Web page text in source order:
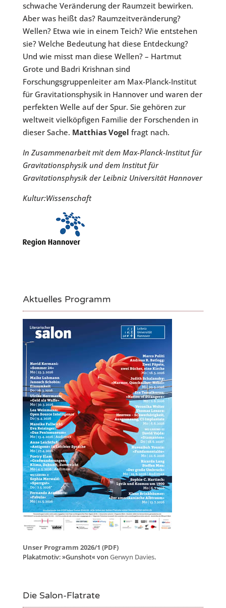
schwache Veränderung der Raumzeit bewirken.
Aber was heißt das? Raumzeitveränderung?
Wellen? Etwa wie in einem Teich? Wie entstehen
sie? Welche Bedeutung hat diese Entdeckung?
Und wie misst man diese Wellen? – Hartmut
Grote und Badri Krishnan sind
Forschungsgruppenleiter am Max-Planck-Institut
für Gravitationsphysik in Hannover und waren der
perfekten Welle auf der Spur. Sie gehören zur
weltweit vielköpfigen Familie der Forschenden in
dieser Sache. Matthias Vogel fragt nach.
In Zusammenarbeit mit dem Max-Planck-Institut für
Gravitationsphysik und dem Institut für
Gravitationsphysik der Leibniz Universität Hannover
Kultur:Wissenschaft
Aktuelles Programm
Unser Programm 2026/1 (PDF)
Plakatmotiv: »Gunshot« von Gerwyn Davies.
Die Salon-Flatrate